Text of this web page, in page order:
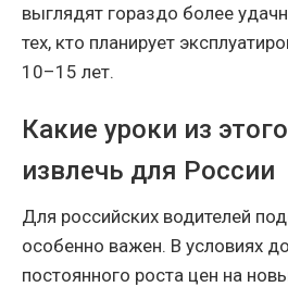
выглядят гораздо более
тех, кто планирует
10–15 лет.
Какие уроки из
извлечь для России
Для российских водителей
особенно важен. В условиях
постоянного роста цен на